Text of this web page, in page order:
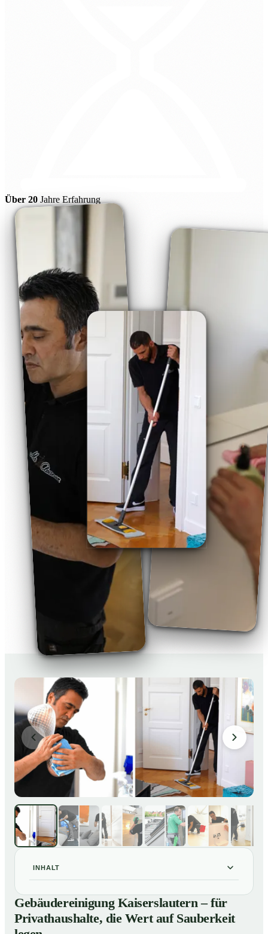
Über 20 Jahre Erfahrung
INHALT
01Gebäudereinigung Kaiserslautern – für
Privathaushalte, die Wert auf Sauberkeit legen
Gebäudereinigung Kaiserslautern – für
Privathaushalte, die Wert auf Sauberkeit